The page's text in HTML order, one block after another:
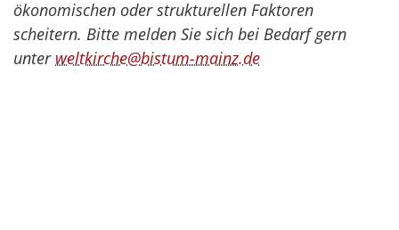
ökonomischen oder strukturellen Faktoren
scheitern. Bitte melden Sie sich bei Bedarf gern
unter weltkirche@bistum-mainz.de